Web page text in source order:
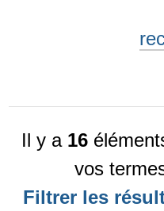
Il y a 16
vos
Filtrer les